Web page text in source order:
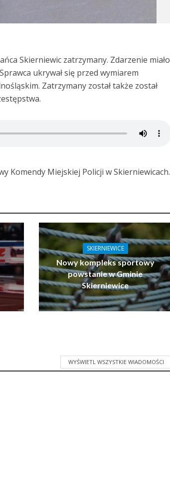
Skierniewic zatrzymany. Zdarzenie miało
ukrywał się przed wymiarem
Zatrzymany został także został
Komendy Miejskiej Policji w Skierniewicach.
SKIERNIEWICE
Nowy kompleks sportowy
powstanie w Gminie
Skierniewice
WYŚWIETL WSZYSTKIE WIADOMOŚCI